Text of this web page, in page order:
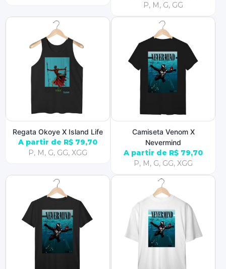
P, M, G, GG
Regata Okoye X Island Life
A partir de R$ 79,70
P, M, G, GG, XGG
Camiseta Venom X
Nevermind
A partir de R$ 79,70
P, M, G, GG, XGG